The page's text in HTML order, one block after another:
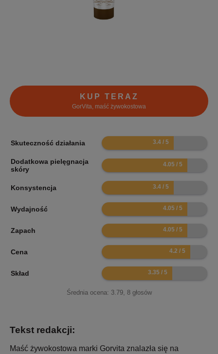
KUP TERAZ
GorVita, maść żywokostowa
Skuteczność działania 6.8
Dodatkowa pielęgnacja
skóry
8.1
Konsystencja 6.8
Wydajność 8.1
Zapach 8.1
Cena 8.4
Skład 6.7
Średnia ocena: 3.79, 8głosów
Tekst redakcji:
Maść żywokostowa marki Gorvita znalazła się na